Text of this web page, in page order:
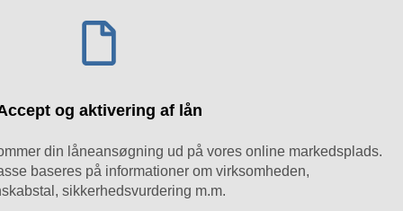
og aktivering af lån
din låneansøgning ud på vores online markedsplads.
baseres på informationer om virksomheden,
sikkerhedsvurdering m.m.